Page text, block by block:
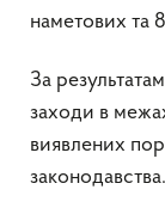
наметових та
За
заходи в
виявлених
законодавства.